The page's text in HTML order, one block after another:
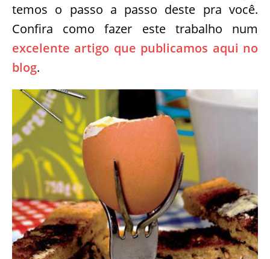
temos o passo a passo deste pra você.
Confira como fazer este trabalho num
excelente artigo que publicamos aqui no
blog.